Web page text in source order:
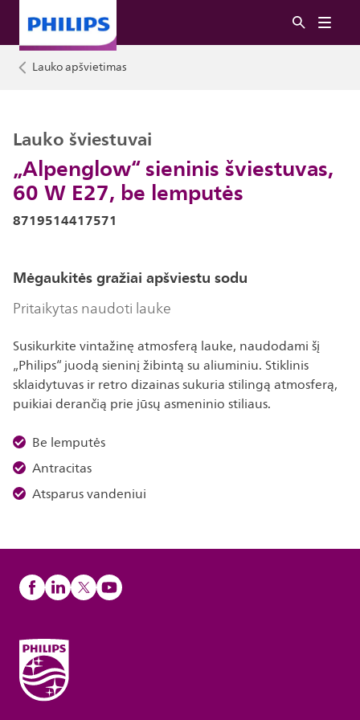
Lauko apšvietimas
„Alpenglow“ sieninis šviestuvas,
60 W E27, be lemputės
Lauko šviestuvai
8719514417571
Mėgaukitės gražiai apšviestu sodu
Pritaikytas naudoti lauke
Susikurkite vintažinę atmosferą lauke, naudodami šį
„Philips“ juodą sieninį žibintą su aliuminiu. Stiklinis
sklaidytuvas ir retro dizainas sukuria stilingą atmosferą,
puikiai derančią prie jūsų asmeninio stiliaus.
Be lemputės
Antracitas
Atsparus vandeniui